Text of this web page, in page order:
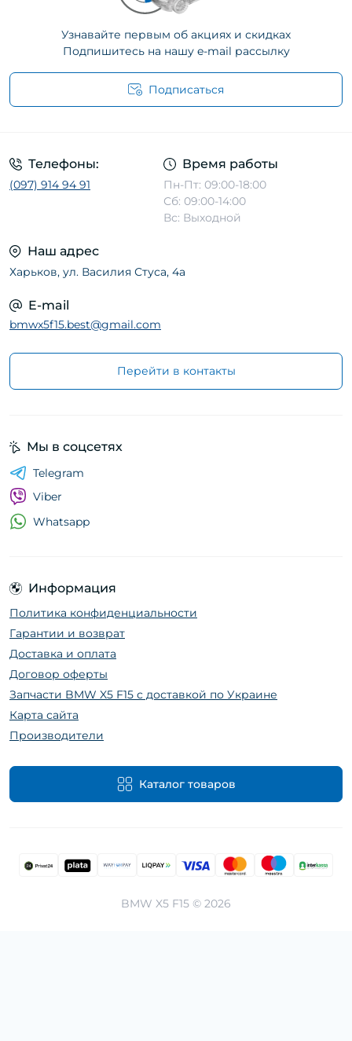
Узнавайте первым об акциях и скидках
Подпишитесь на нашу e-mail рассылку
Подписаться
Телефоны:
(097) 914 94 91
Время работы
Пн-Пт: 09:00-18:00
Сб: 09:00-14:00
Вс: Выходной
Наш адрес
Харьков, ул. Василия Стуса, 4а
E-mail
bmwx5f15.best@gmail.com
Перейти в контакты
Информация
Политика конфиденциальности
Гарантии и возврат
Доставка и оплата
Договор оферты
Запчасти BMW X5 F15 с доставкой по Украине
Карта сайта
Производители
Каталог товаров
Мы в соцсетях
Telegram
Viber
Whatsapp
BMW X5 F15 © 2026